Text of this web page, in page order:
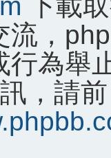
流，
行為舉
，請前